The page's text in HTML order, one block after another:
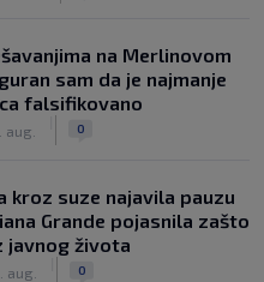
na Merlinovom
sam da je najmanje
falsifikovano
aug. 0
kroz suze najavila pauzu
Grande pojasnila zašto
javnog života
aug. 0